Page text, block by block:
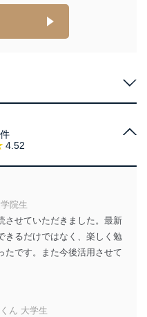
利用、第三者への提
おいてはこれらの取り組
範を常に適合させま
安全性を確保するため
じめとする安全対策を実
たはき損の防止及び是
のできる機器及び当該
ています。
4.52
院生
させていただきました。最新
きるだけではなく、楽しく勉
たです。また今後活用させて
ん 大学生